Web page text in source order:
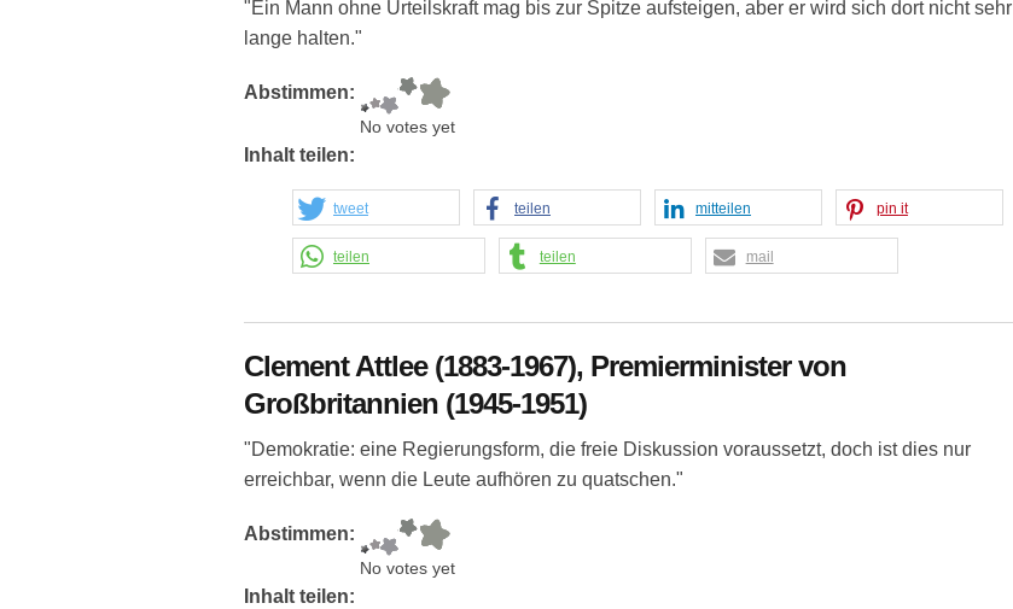
"Ein Mann ohne Urteilskraft mag bis zur Spitze aufsteigen, aber er wird sich dort nicht sehr
lange halten."
Abstimmen:
No votes yet
Inhalt teilen:
tweet teilen mitteilen pin it
teilen teilen mail
Clement Attlee (1883-1967), Premierminister von
Großbritannien (1945-1951)
"Demokratie: eine Regierungsform, die freie Diskussion voraussetzt, doch ist dies nur
erreichbar, wenn die Leute aufhören zu quatschen."
Abstimmen:
No votes yet
Inhalt teilen: